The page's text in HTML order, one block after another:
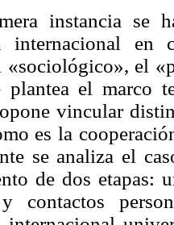
instancia se
internacional en
«sociológico», el
plantea el marco
vincular
es la
se analiza el
de dos etapas:
contactos